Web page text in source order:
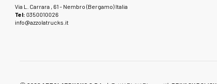
Via L. Carrara , 61 - Nembro (Bergamo) Italia
Tel: 0350010026
info@azzolatrucks.it